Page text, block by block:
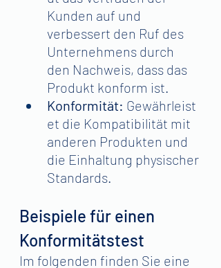
Kunden auf und
verbessert den Ruf des
Unternehmens durch
den Nachweis, dass das
Produkt konform ist.
Konformität: Gewährleist
et die Kompatibilität mit
anderen Produkten und
die Einhaltung physischer
Standards.
Beispiele für einen
Konformitätstest
Im folgenden finden Sie eine